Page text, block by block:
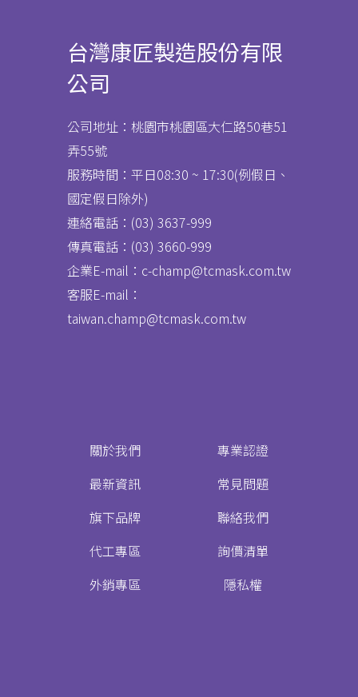
台灣康匠製造股份有限
公司
公司地址：桃園市桃園區大仁路50巷51
弄55號
服務時間：平日08:30 ~ 17:30(例假日、
國定假日除外)
連絡電話：(03) 3637-999
傳真電話： (03) 3660-999
企業E-mail：c-champ@tcmask.com.tw
客服E-mail：
taiwan.champ@tcmask.com.tw
關於我們
最新資訊
旗下品牌
代工專區
外銷專區
專業認證
常見問題
聯絡我們
詢價清單
隱私權